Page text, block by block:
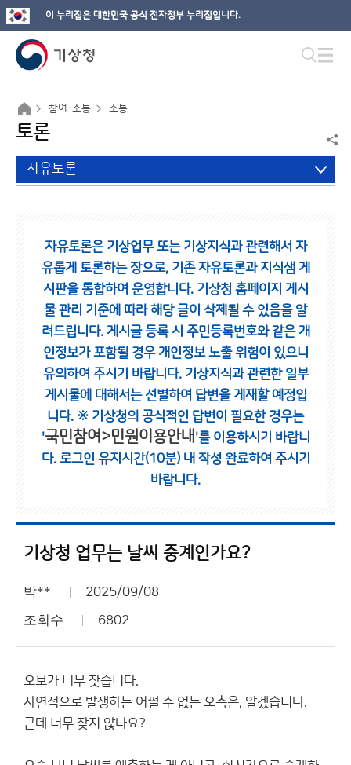
이 누리집은 대한민국 공식 전자정부 누리집입니다.
참여·소통 소통
토론
자유토론
자유토론은 기상업무 또는 기상지식과 관련해서 자
유롭게 토론하는 장으로, 기존 자유토론과 지식샘 게
시판을 통합하여 운영합니다. 기상청 홈페이지 게시
물 관리 기준에 따라 해당 글이 삭제될 수 있음을 알
려드립니다. 게시글 등록 시 주민등록번호와 같은 개
인정보가 포함될 경우 개인정보 노출 위험이 있으니
유의하여 주시기 바랍니다. 기상지식과 관련한 일부
게시물에 대해서는 선별하여 답변을 게재할 예정입
니다. ※ 기상청의 공식적인 답변이 필요한 경우는
'국민참여>민원이용안내 '를 이용하시기 바랍니
다. 로그인 유지시간(10분) 내 작성 완료하여 주시기
바랍니다.
기상청 업무는 날씨 중계인가요?
박** 2025/09/08
조회수 6802
오보가 너무 잦습니다.
자연적으로 발생하는 어쩔 수 없는 오측은, 알겠습니다.
근데 너무 잦지 않나요?